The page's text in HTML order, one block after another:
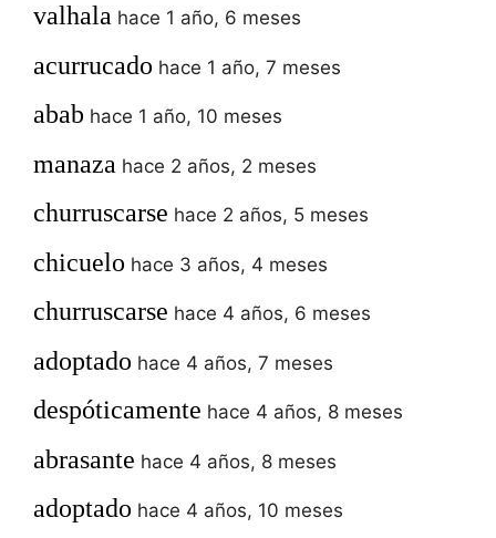
valhala hace 1 año, 6 meses
acurrucado hace 1 año, 7 meses
abab hace 1 año, 10 meses
manaza hace 2 años, 2 meses
churruscarse hace 2 años, 5 meses
chicuelo hace 3 años, 4 meses
churruscarse hace 4 años, 6 meses
adoptado hace 4 años, 7 meses
despóticamente hace 4 años, 8 meses
abrasante hace 4 años, 8 meses
adoptado hace 4 años, 10 meses